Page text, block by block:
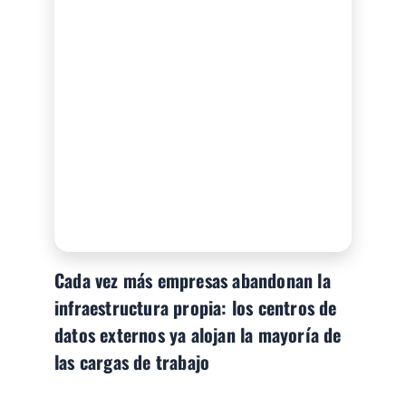
Cada vez más empresas abandonan la
infraestructura propia: los centros de
datos externos ya alojan la mayoría de
las cargas de trabajo